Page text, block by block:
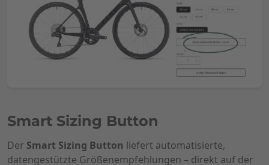
Smart Sizing Button
Der Smart Sizing Button liefert automatisierte,
datengestützte Größenempfehlungen – direkt auf der